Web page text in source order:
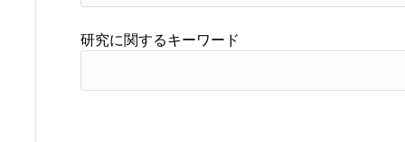
研究に関するキーワード